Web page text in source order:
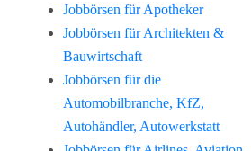
Jobbörsen für Apotheker
Jobbörsen für Architekten &
Bauwirtschaft
Jobbörsen für die
Automobilbranche, KfZ,
Autohändler, Autowerkstatt